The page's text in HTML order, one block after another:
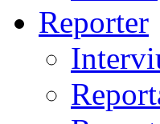
Reporter